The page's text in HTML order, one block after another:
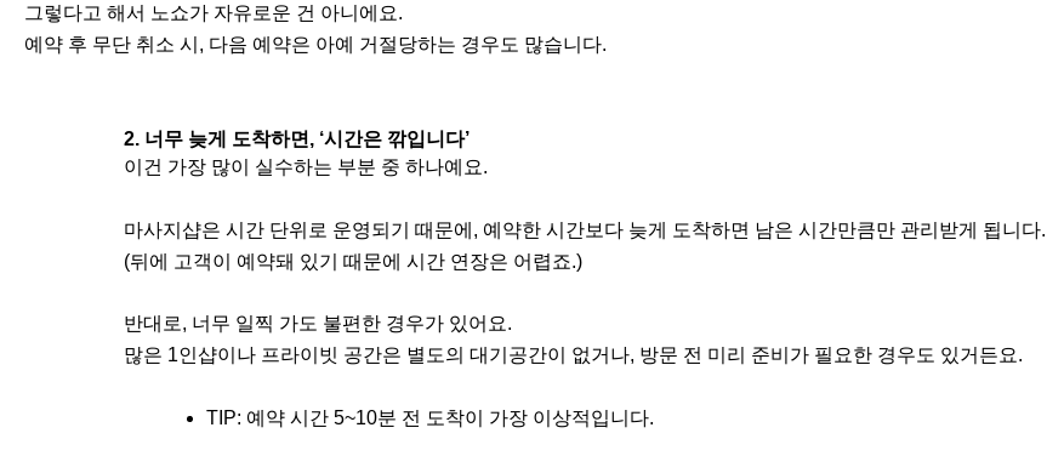
그렇다고 해서 노쇼가 자유로운 건 아니에요.
예약 후 무단 취소 시, 다음 예약은 아예 거절당하는 경우도 많습니다.
2. 너무 늦게 도착하면, ‘시간은 깎입니다’
이건 가장 많이 실수하는 부분 중 하나예요.
마사지샵은 시간 단위로 운영되기 때문에, 예약한 시간보다 늦게 도착하면 남은 시간만큼만 관리받게 됩니다.
(뒤에 고객이 예약돼 있기 때문에 시간 연장은 어렵죠.)
반대로, 너무 일찍 가도 불편한 경우가 있어요.
많은 1인샵이나 프라이빗 공간은 별도의 대기공간이 없거나, 방문 전 미리 준비가 필요한 경우도 있거든요.
TIP: 예약 시간 5~10분 전 도착이 가장 이상적입니다.